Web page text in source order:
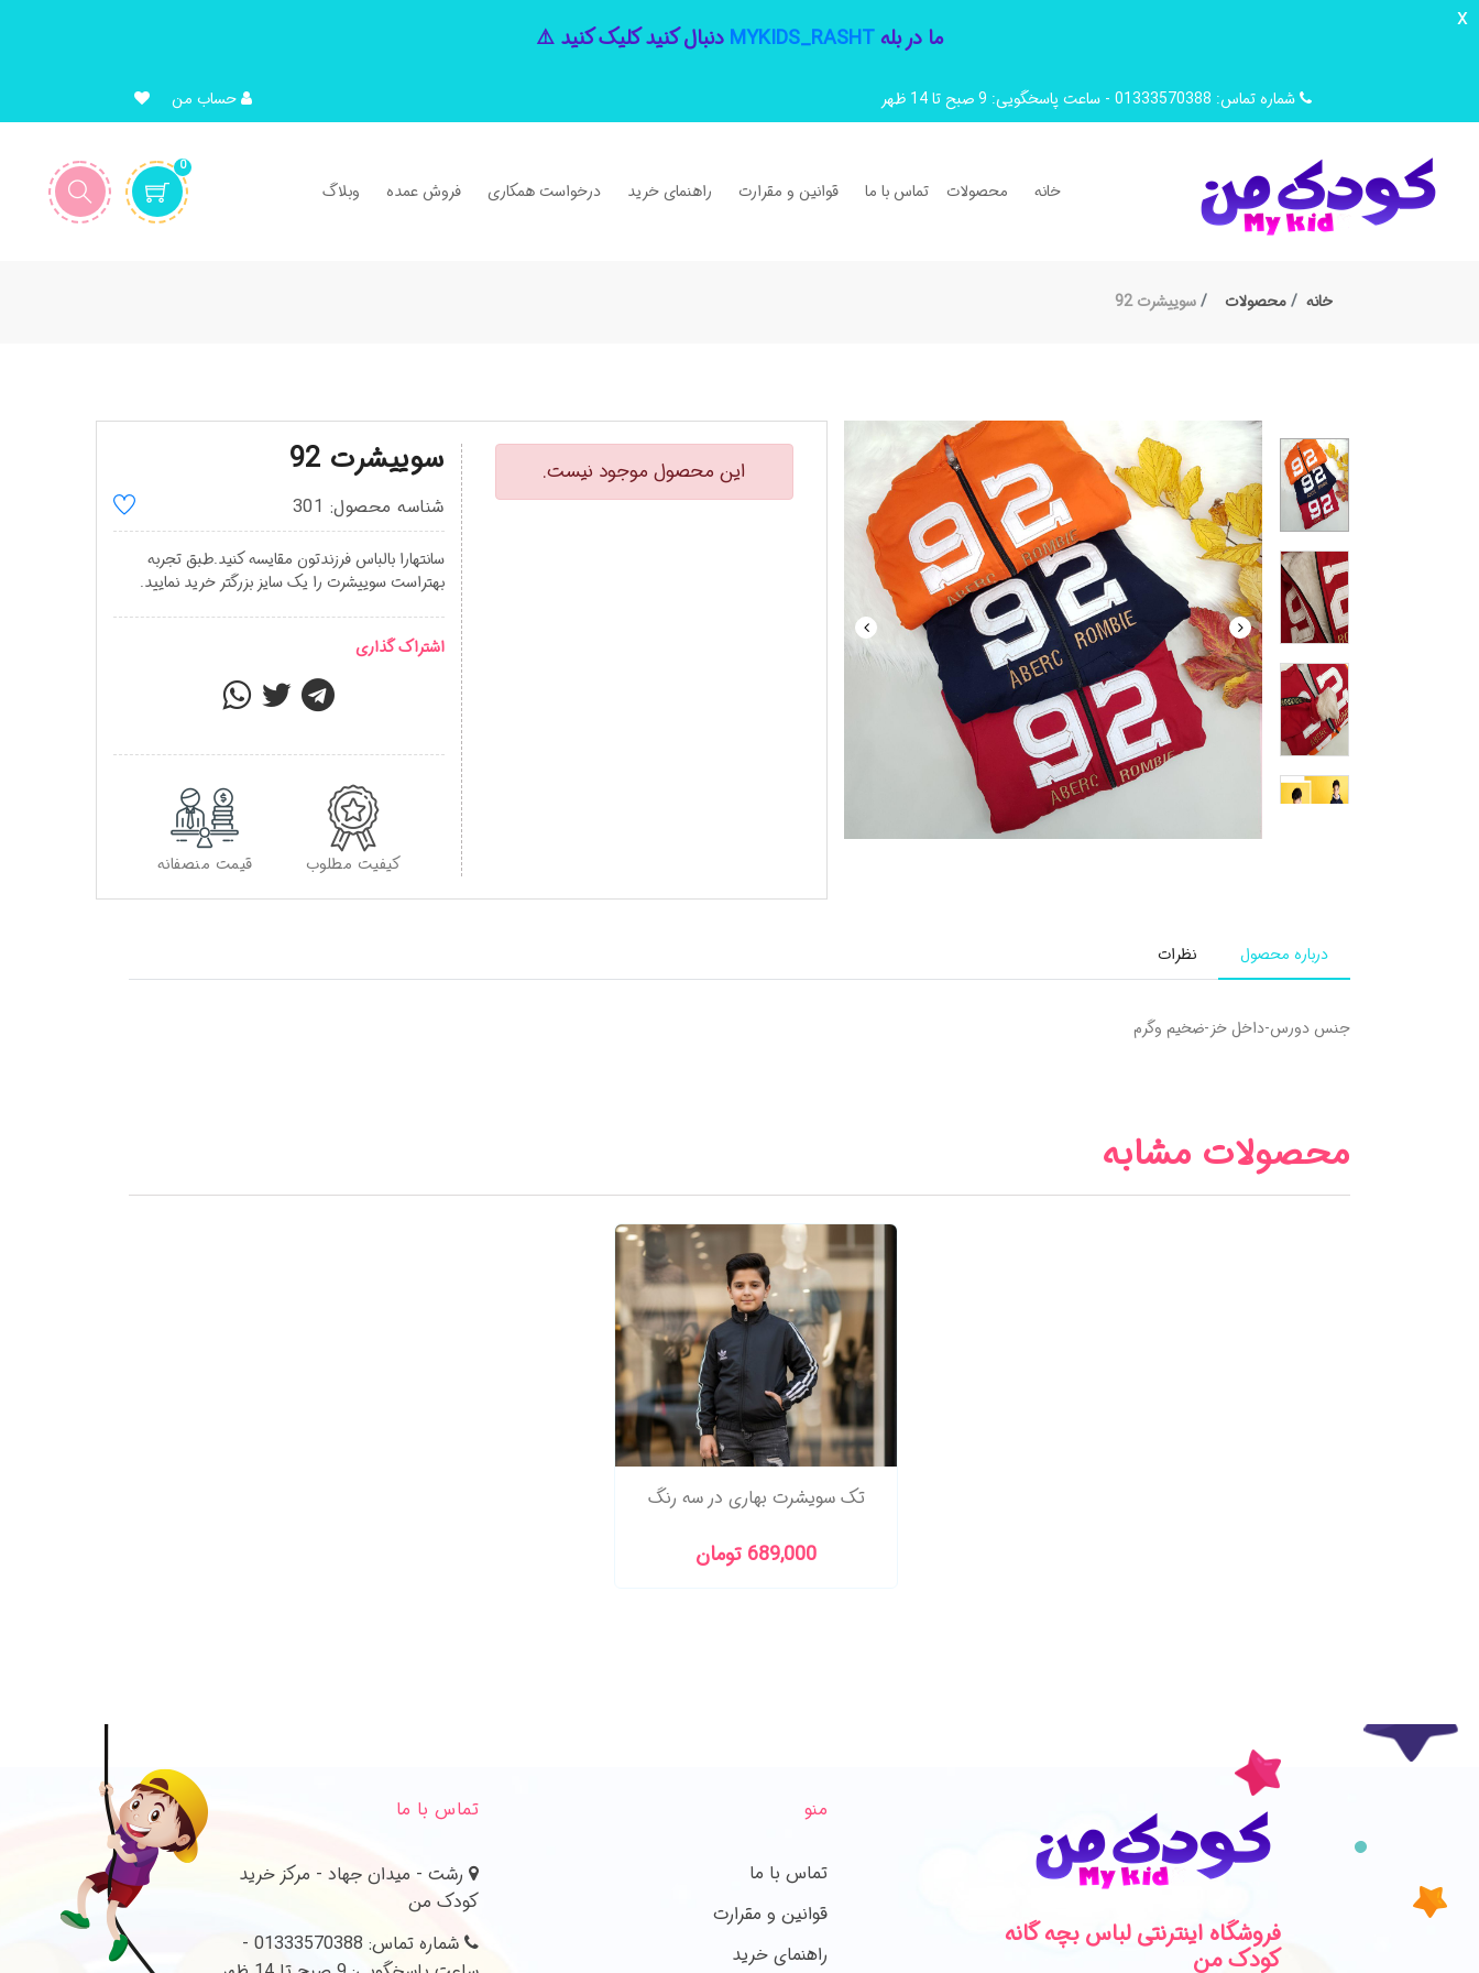
ما در بلهMYKIDS_RASHT دنبال کنید کلیک کنید ⚠️
x
حساب من شماره تماس: 01333570388 - ساعت پاسخگویی: 9 صبح تا 14 ظهر
0
خانه محصولات تماس با ما قوانین و مقرارت راهنمای خرید درخواست همکاری فروش عمده وبلاگ
خانه محصولات سوییشرت 92
این محصول موجود نیست. سوییشرت 92
شناسه محصول: 301
سانتهارا بالباس فرزندتون مقایسه کنید.طبق تجربه
بهتراست سوییشرت را یک سایز بزرگتر خرید نمایید.
اشتراک گذاری
قیمت منصفانه کیفیت مطلوب
درباره محصول نظرات
جنس دورس-داخل خز-ضخیم وگرم
محصولات مشابه
تک سویشرت بهاری در سه رنگ
689,000 تومان
فروشگاه اینترنتی لباس بچه گانه
کودک من
منو
تماس با ما
قوانین و مقرارت
راهنمای خرید
تماس با ما
رشت - میدان جهاد - مرکز خرید
کودک من
شماره تماس: 01333570388 -